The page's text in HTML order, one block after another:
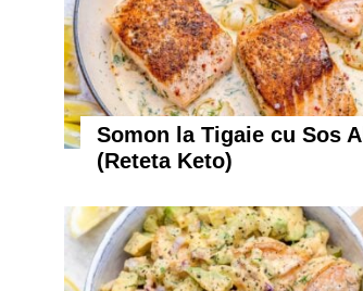
Somon la Tigaie cu Sos
(Reteta Keto)